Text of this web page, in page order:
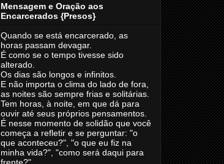
Mensagem e Oração aos
Encarcerados {Presos}
Quando se está encarcerado, as
horas passam devagar.
É como se o tempo tivesse sido
alterado.
Os dias são longos e infinitos.
E não importa o clima do lado de fora,
as noites são sempre frias e solitárias.
Tem horas, à noite, em que dá para
ouvir até seus próprios pensamentos.
É nesse momento de solidão que você
começa a refletir e se perguntar: "o
que aconteceu?", "o que eu fiz na
minha vida?", "como será daqui para